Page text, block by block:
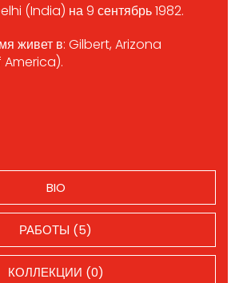
(India) на 9 сентябрь 1982.
живет в: Gilbert, Arizona
BIO
РАБОТЫ (5)
КОЛЛЕКЦИИ (0)